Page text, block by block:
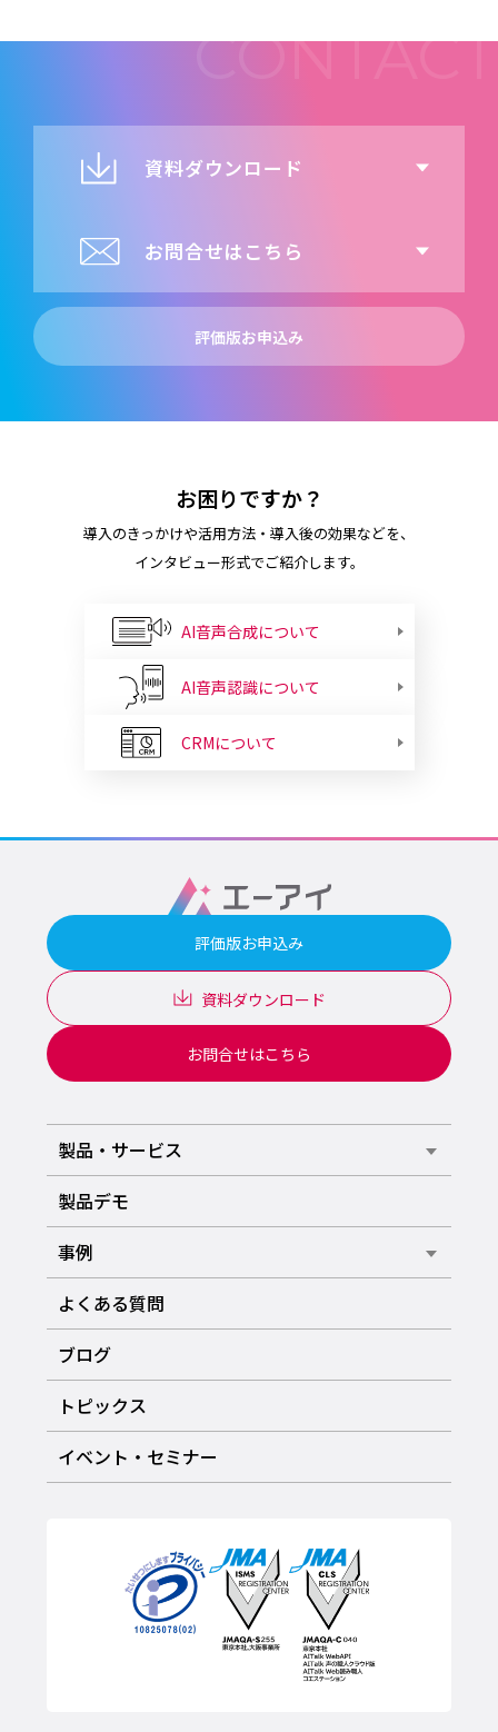
資料ダウンロード
お問合せはこちら
評価版お申込み
お困りですか？
導入のきっかけや活用方法・導入後の効果などを、
インタビュー形式でご紹介します。
AI音声合成について
AI音声認識について
CRMについて
評価版お申込み
資料ダウンロード
お問合せはこちら
製品・サービス
製品デモ
事例
よくある質問
ブログ
トピックス
イベント・セミナー